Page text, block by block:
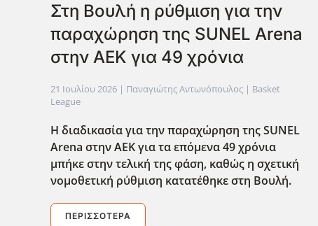
Στη Βουλή η ρύθμιση για την
παραχώρηση της SUNEL Arena
στην ΑΕΚ για 49 χρόνια
21 Ιουλίου 2026 | Παναγιώτης Αντωνόπουλος | Basket
League
Η διαδικασία για την παραχώρηση της SUNEL
Arena στην ΑΕΚ για τα επόμενα 49 χρόνια
μπήκε στην τελική της φάση, καθώς η σχετική
νομοθετική ρύθμιση κατατέθηκε στη Βουλή.
ΠΕΡΙΣΣΌΤΕΡΑ